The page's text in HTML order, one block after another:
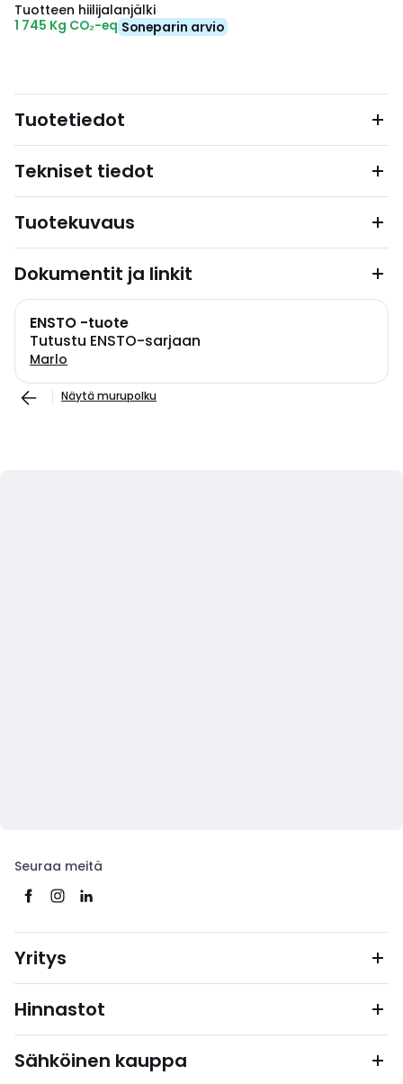
Tuotteen hiilijalanjälki
1 745 Kg CO₂-eq Soneparin arvio
Tuotetiedot
Tekniset tiedot
Tuotekuvaus
Dokumentit ja linkit
ENSTO -tuote
Tutustu ENSTO-sarjaan
Marlo
Näytä murupolku
Seuraa meitä
Yritys
Hinnastot
Sähköinen kauppa